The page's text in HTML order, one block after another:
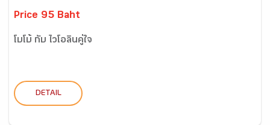
Price 95 Baht
โบโบ้ กับ ไวโอลินคู่ใจ
DETAIL